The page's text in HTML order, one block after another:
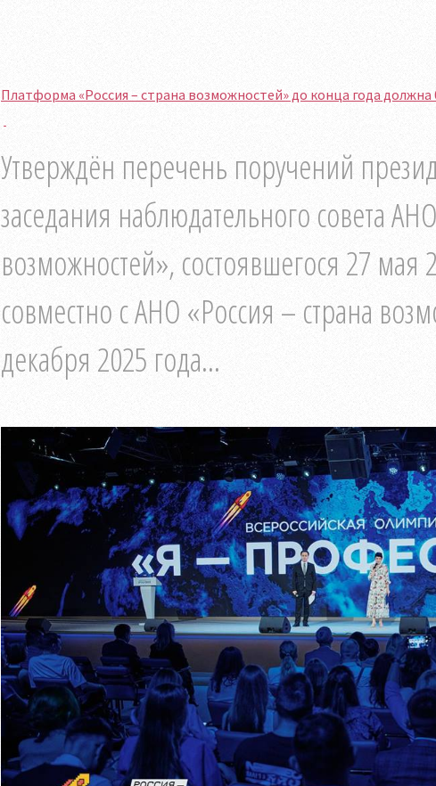
Платформа «Россия – страна возможностей» до конца года
Утверждён перечень поручений
заседания наблюдательного совета
возможностей», состоявшегося 27 мая
совместно с АНО «Россия – страна
декабря 2025 года...